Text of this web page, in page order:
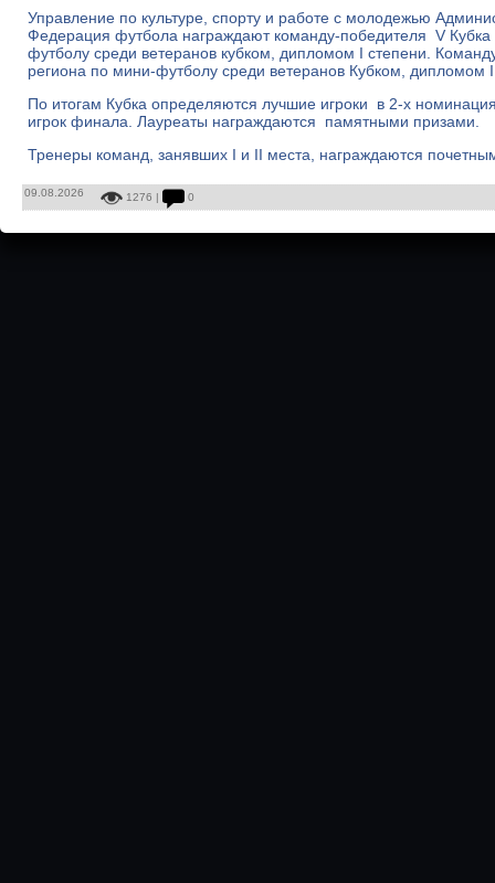
Управление по культуре, спорту и работе с молодежью
Федерация футбола награждают команду-победителя V Кубка
футболу среди ветеранов кубком, дипломом I степени.
региона по мини-футболу среди ветеранов Кубком, дипломом
По итогам Кубка определяются лучшие игроки в 2-х
игрок финала. Лауреаты награждаются памятными призами.
Тренеры команд, занявших I и II места, награждаются
09.08.2026 1276 | 0